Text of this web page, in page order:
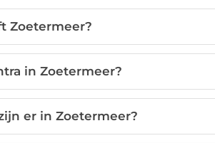
Zoetermeer?
in Zoetermeer?
er in Zoetermeer?